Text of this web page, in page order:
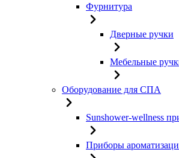
Фурнитура
Дверные ручки
Мебельные
Оборудование для СПА
Sunshower-wellness
Приборы